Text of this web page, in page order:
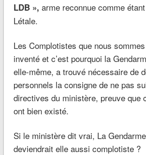
LDB », arme reconnue comme
Létale.
Les Complotistes que nous
inventé et c’est pourquoi la
elle-même, a trouvé nécessaire de
personnels la consigne de ne pas
directives du ministère, preuve que
ont bien existé.
Si le ministère dit vrai, La
deviendrait elle aussi complotiste ?